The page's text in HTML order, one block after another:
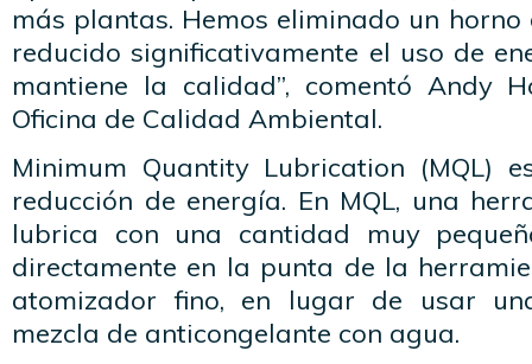
más plantas. Hemos eliminado un
reducido significativamente el uso de
mantiene la calidad”, comentó Andy
Oficina de Calidad Ambiental.
Minimum Quantity Lubrication (MQL)
reducción de energía. En MQL, una
lubrica con una cantidad muy
directamente en la punta de la
atomizador fino, en lugar de usar
mezcla de anticongelante con agua.